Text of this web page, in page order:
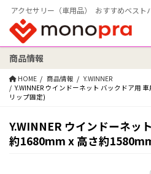
アクセサリー（車用品） おすすめベスト
検索:
商品情報
HOME 商品情報
Y.WINNER
Y.WINNER ウインドーネット バックドア用
リップ固定)
Y.WINNER ウインドーネッ
約1680mm x 高さ約